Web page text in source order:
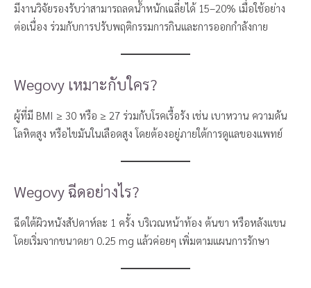
มีงานวิจัยรองรับว่าสามารถลดน้ำหนักเฉลี่ยได้ 15–20% เมื่อใช้อย่าง
ต่อเนื่อง ร่วมกับการปรับพฤติกรรมการกินและการออกกำลังกาย
Wegovy เหมาะกับใคร?
ผู้ที่มี BMI ≥ 30 หรือ ≥ 27 ร่วมกับโรคเรื้อรัง เช่น เบาหวาน ความดัน
โลหิตสูง หรือไขมันในเลือดสูง โดยต้องอยู่ภายใต้การดูแลของแพทย์
Wegovy ฉีดอย่างไร?
ฉีดใต้ผิวหนังสัปดาห์ละ 1 ครั้ง บริเวณหน้าท้อง ต้นขา หรือหลังแขน
โดยเริ่มจากขนาดยา 0.25 mg แล้วค่อยๆ เพิ่มตามแผนการรักษา